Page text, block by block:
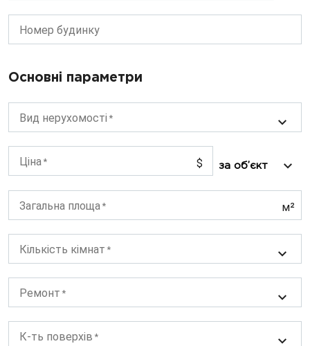
Номер будинку
Основні параметри
Вид нерухомості
Ціна $
Загальна площа м²
Кількість кімнат
Ремонт
К-ть поверхів